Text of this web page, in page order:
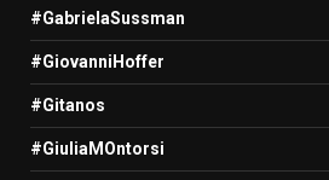
#GabrielaSussman
#GiovanniHoffer
#Gitanos
#GiuliaMOntorsi